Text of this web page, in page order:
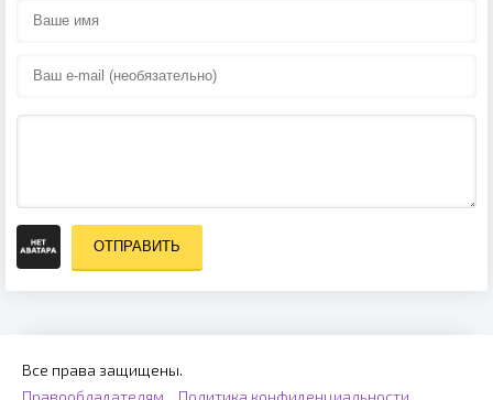
ОТПРАВИТЬ
Все права защищены.
Правообладателям
Политика конфиденциальности